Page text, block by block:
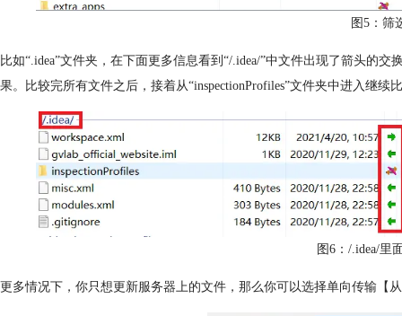
图5：筛
比如“.idea”文件夹，在下面更多信息看到“/.idea/”中文件出现了箭头的
果。比较完所有文件之后，接着从“inspectionProfiles”文件夹中进入继续
图6：/.idea/里
更多情况下，你只想更新服务器上的文件，那么你可以选择单向传输【